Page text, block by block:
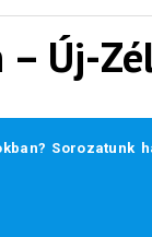
– Új-